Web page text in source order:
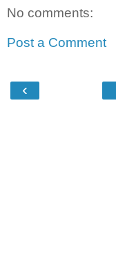
No comments:
Post a Comment
‹